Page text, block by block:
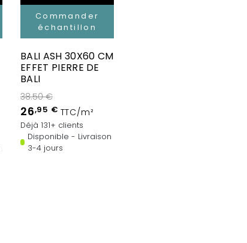
Commander
échantillon
BALI ASH 30X60 CM
EFFET PIERRE DE
BALI
38.50 €
26,95 € TTC/m²
Déjà 131+ clients
Disponible - Livraison
3-4 jours